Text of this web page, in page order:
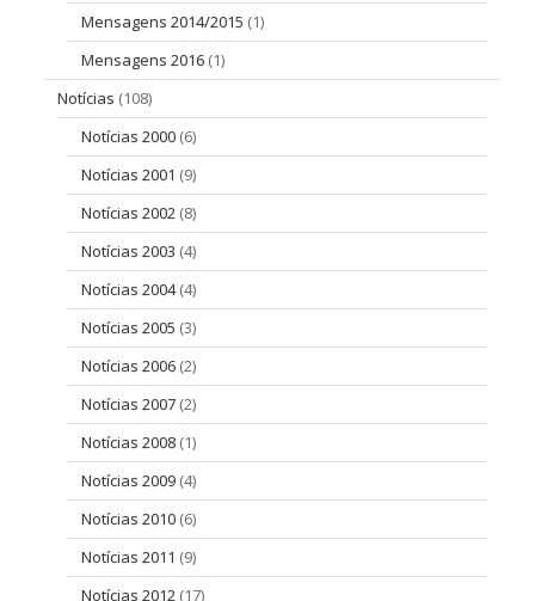
Mensagens 2014/2015 (1)
Mensagens 2016 (1)
Notícias (108)
Notícias 2000 (6)
Notícias 2001 (9)
Notícias 2002 (8)
Notícias 2003 (4)
Notícias 2004(4)
Notícias 2005 (3)
Notícias 2006 (2)
Notícias 2007 (2)
Notícias 2008 (1)
Notícias 2009 (4)
Notícias 2010 (6)
Notícias 2011 (9)
Notícias 2012 (17)